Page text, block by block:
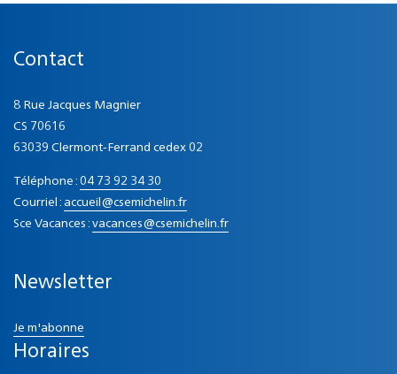
Contact
8 Rue Jacques Magnier
CS 70616
63039 Clermont-Ferrand cedex 02
Téléphone : 04 73 92 34 30
Courriel : accueil@csemichelin.fr
Sce Vacances : vacances@csemichelin.fr
Newsletter
Je m'abonne
Horaires